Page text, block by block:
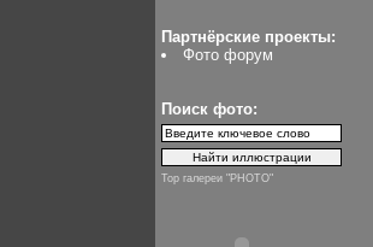
Партнёрские проекты:
Фото форум
Поиск фото:
Top галереи "PHOTO"